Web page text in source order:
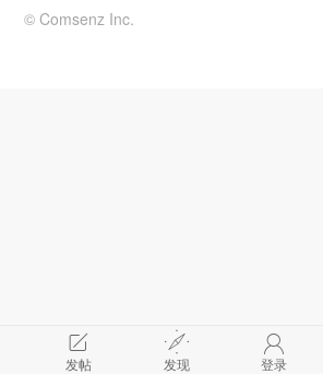
发帖 发现 登录
© Comsenz Inc.